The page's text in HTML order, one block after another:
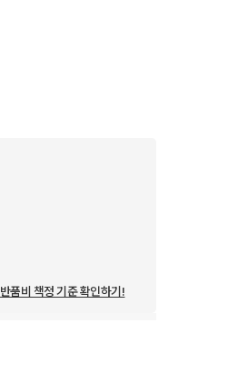
반품비 책정 기준 확인하기!